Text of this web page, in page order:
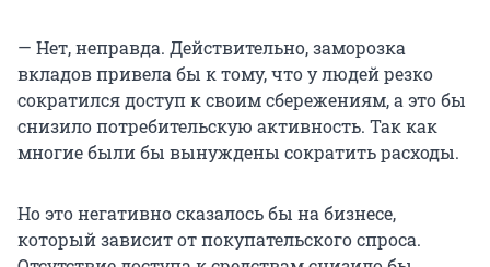
— Нет, неправда. Действительно, заморозка
вкладов привела бы к тому, что у людей резко
сократился доступ к своим сбережениям, а это бы
снизило потребительскую активность. Так как
многие были бы вынуждены сократить расходы.
Но это негативно сказалось бы на бизнесе,
который зависит от покупательского спроса.